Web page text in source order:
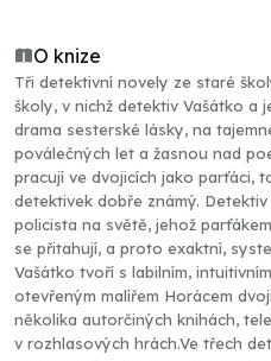
O knize
Tři detektivní novely ze staré
školy, v nichž detektiv Vašátko a
drama sesterské lásky, na
poválečných let a žasnou nad
pracují ve dvojicích jako parťáci,
detektivek dobře známý.
policista na světě, jehož
se přitahují, a proto exaktní,
Vašátko tvoří s labilním,
otevřeným malířem Horácem
několika autorčiných knihách,
v rozhlasových hrách.Ve třech